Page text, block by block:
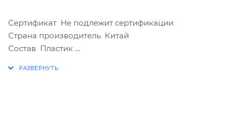
Сертификат Не подлежит сертификации
Страна производитель Китай
Состав Пластик